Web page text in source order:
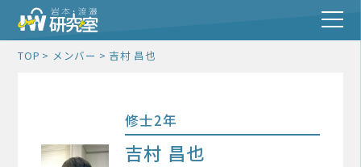
TOP メンバー 吉村 昌也
修士2年
吉村 昌也